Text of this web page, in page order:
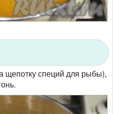
щепотку специй для рыбы),